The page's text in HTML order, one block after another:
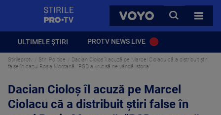
VOYO
CAUTA
TOATE
ULTIMELE ȘTIRI PROTV NEWS LIVE
Stirileprotv Stiri Politice
Dacian Cioloș îl acuză pe Marcel Ciolacu că a distribuit știri
false în cazul Roșia Montană. "PSD a vrut să ne vândă istoria"
Dacian Cioloș îl acuză pe Marcel
Ciolacu că a distribuit știri false în